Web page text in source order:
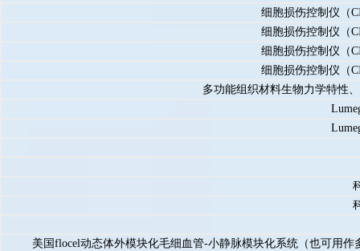
细胞损伤控制仪（
细胞损伤控制仪（
细胞损伤控制仪（
细胞损伤控制仪（
多功能组织材料生物力学特性
美国flocel动态体外模块化毛细血管-小静脉模块化系统（也可用